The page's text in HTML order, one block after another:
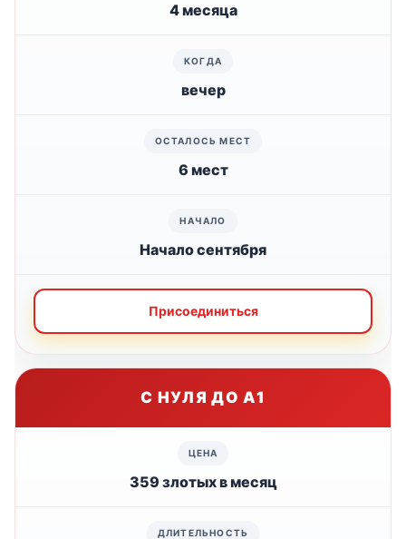
4 месяца
вечер
6 мест
Начало сентября
Присоединиться
С НУЛЯ ДО А1
359 злотых в месяц